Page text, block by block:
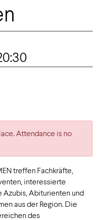
Attendance is no
treffen Fachkräfte,
interessierte
Azubis, Abiturienten und
aus der Region. Die
des